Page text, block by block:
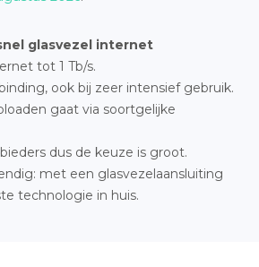
glasvezel internet
tot 1 Tb/s.
ook bij zeer intensief gebruik.
gaat via soortgelijke
dus de keuze is groot.
met een glasvezelaansluiting
technologie in huis.